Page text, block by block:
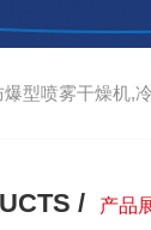
爆型喷雾干燥机,
/ 产品